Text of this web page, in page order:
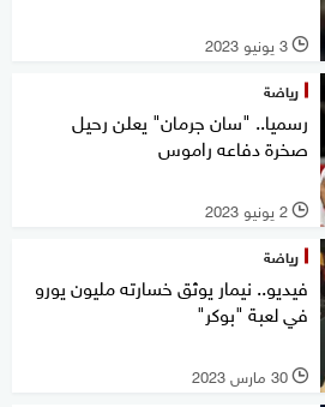
l 3 يونيو 2023
رياضة
رسميا.. "سان جرمان" يعلن رحيل
صخرة دفاعه راموس
l 2 يونيو 2023
رياضة
فيديو.. نيمار يوثق خسارته مليون يورو
في لعبة "بوكر"
l 30 مارس 2023